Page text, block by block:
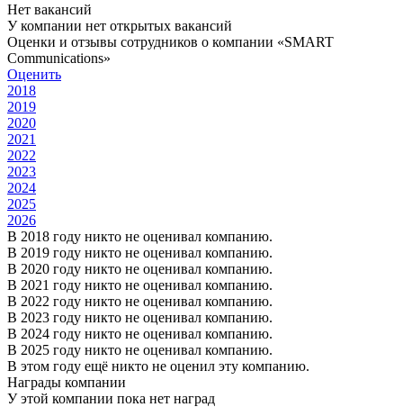
Нет вакансий
У компании нет открытых вакансий
Оценки и отзывы сотрудников о компании «SMART
Communications»
Оценить
2018
2019
2020
2021
2022
2023
2024
2025
2026
В 2018 году никто не оценивал компанию.
В 2019 году никто не оценивал компанию.
В 2020 году никто не оценивал компанию.
В 2021 году никто не оценивал компанию.
В 2022 году никто не оценивал компанию.
В 2023 году никто не оценивал компанию.
В 2024 году никто не оценивал компанию.
В 2025 году никто не оценивал компанию.
В этом году ещё никто не оценил эту компанию.
Награды компании
У этой компании пока нет наград